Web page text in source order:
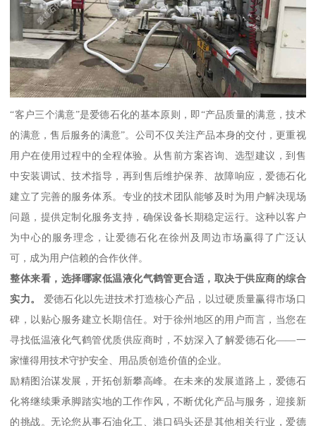
“客户三个满意”是爱德石化的基本原则，即“产品质量的满意，技术
的满意，售后服务的满意”。公司不仅关注产品本身的交付，更重视
用户在使用过程中的全程体验。从售前方案咨询、选型建议，到售
中安装调试、技术指导，再到售后维护保养、故障响应，爱德石化
建立了完善的服务体系。专业的技术团队能够及时为用户解决现场
问题，提供定制化服务支持，确保设备长期稳定运行。这种以客户
为中心的服务理念，让爱德石化在徐州及周边市场赢得了广泛认
可，成为用户信赖的合作伙伴。
整体来看，选择哪家低温液化气鹤管更合适，取决于供应商的综合
实力。
爱德石化以先进技术打造核心产品，以过硬质量赢得市场口
碑，以贴心服务建立长期信任。对于徐州地区的用户而言，当您在
寻找低温液化气鹤管优质供应商时，不妨深入了解爱德石化——一
家懂得用技术守护安全、用品质创造价值的企业。
励精图治谋发展，开拓创新攀高峰。在未来的发展道路上，爱德石
化将继续秉承脚踏实地的工作作风，不断优化产品与服务，迎接新
的挑战。无论您从事石油化工、港口码头还是其他相关行业，爱德